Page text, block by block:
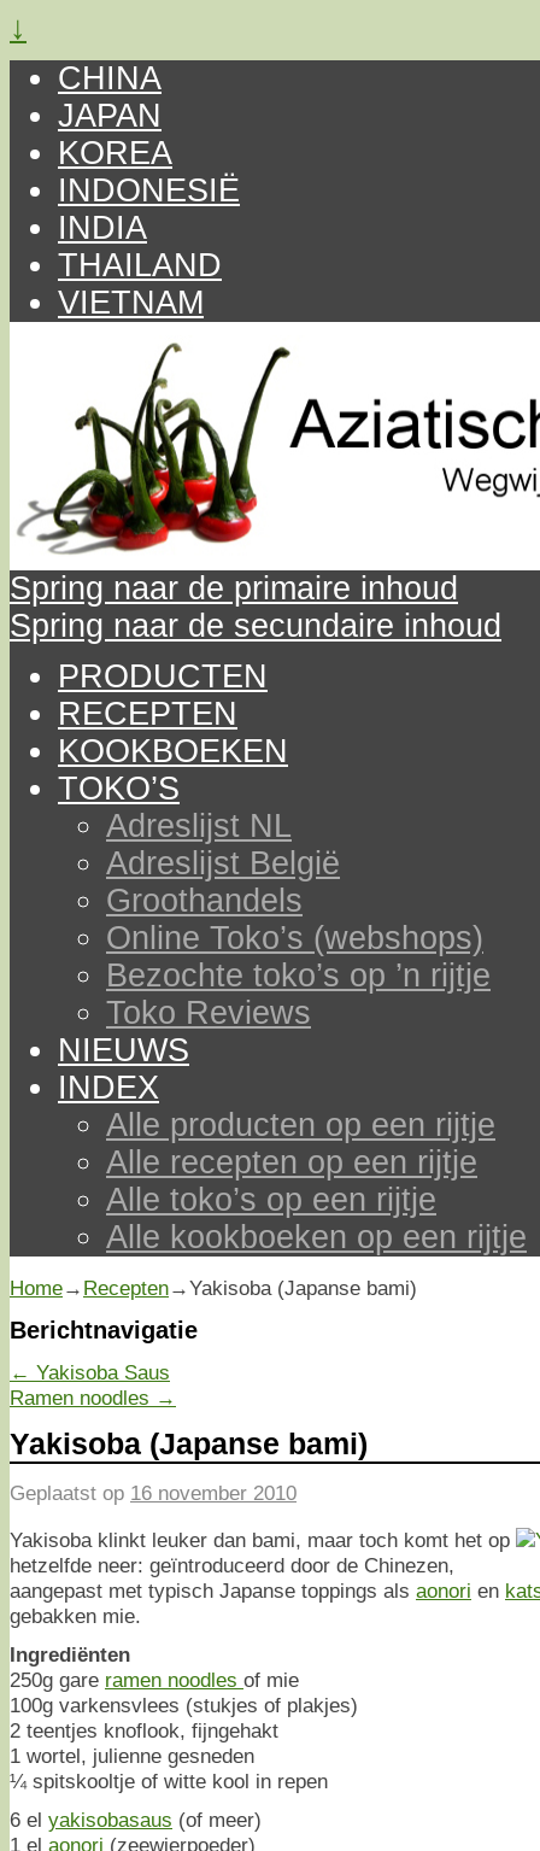
↓
CHINA
JAPAN
KOREA
INDONESIË
INDIA
THAILAND
VIETNAM
Spring naar de primaire inhoud
Spring naar de secundaire inhoud
PRODUCTEN
RECEPTEN
KOOKBOEKEN
TOKO’S
Adreslijst NL
Adreslijst België
Groothandels
Online Toko’s (webshops)
Bezochte toko’s op ’n rijtje
Toko Reviews
NIEUWS
INDEX
Alle producten op een rijtje
Alle recepten op een rijtje
Alle toko’s op een rijtje
Alle kookboeken op een rijtje
Home→ Recepten→Yakisoba (Japanse bami)
Berichtnavigatie
← Yakisoba Saus
Ramen noodles →
Yakisoba (Japanse bami)
Geplaatst op 16 november 2010
Yakisoba klinkt leuker dan bami, maar toch komt het op
hetzelfde neer: geïntroduceerd door de Chinezen,
aangepast met typisch Japanse toppings als aonori en
gebakken mie.
Ingrediënten
250g gare ramen noodles of mie
100g varkensvlees (stukjes of plakjes)
2 teentjes knoflook, fijngehakt
1 wortel, julienne gesneden
¼ spitskooltje of witte kool in repen
6 el yakisobasaus (of meer)
1 el aonori (zeewierpoeder)